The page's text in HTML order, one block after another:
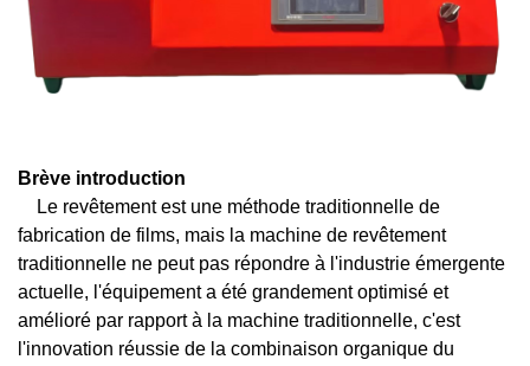
Brève introduction
Le revêtement est une méthode traditionnelle de
fabrication de films, mais la machine de revêtement
traditionnelle ne peut pas répondre à l'industrie émergente
actuelle, l'équipement a été grandement optimisé et
amélioré par rapport à la machine traditionnelle, c'est
l'innovation réussie de la combinaison organique du